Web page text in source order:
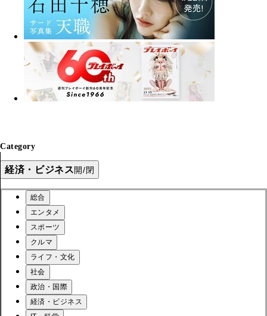
Category
経済・ビジネス開/閉
総合
エンタメ
スポーツ
クルマ
ライフ・文化
社会
政治・国際
経済・ビジネス